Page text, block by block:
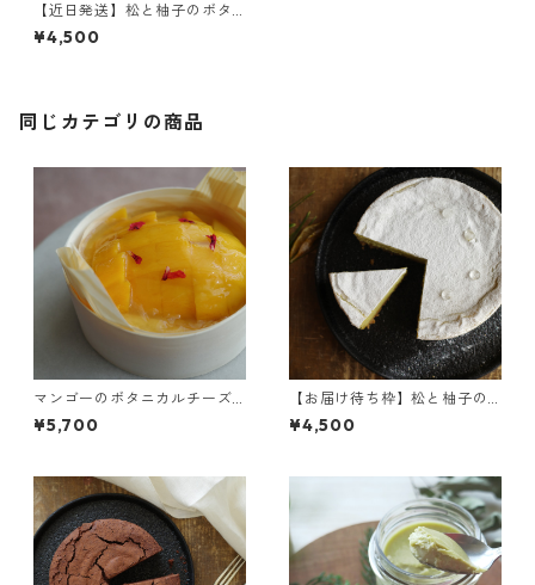
【近日発送】松と柚子のボタ
ニカルチーズケーキ
¥4,500
同じカテゴリの商品
マンゴーのボタニカルチーズ
ケーキ
¥5,700
【お届け待ち枠】松と柚子の
ボタニカルチーズケーキ
¥4,500